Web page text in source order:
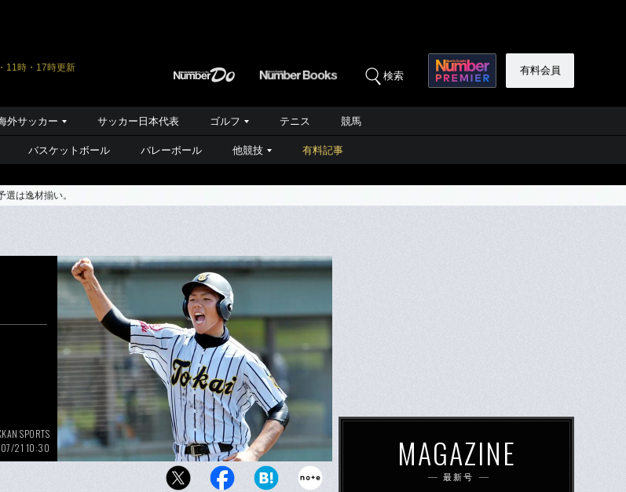
11時・17時更新
検索 有料会員
外サッカー サッカー日本代表 ゴルフ テニス 競馬
バスケットボール バレーボール 他競技 有料記事
は逸材揃い。
SPORTS
21 10:30
高校球界で圧倒的な存在感を示す東海大甲府のショート、
MAGAZINE
最新号